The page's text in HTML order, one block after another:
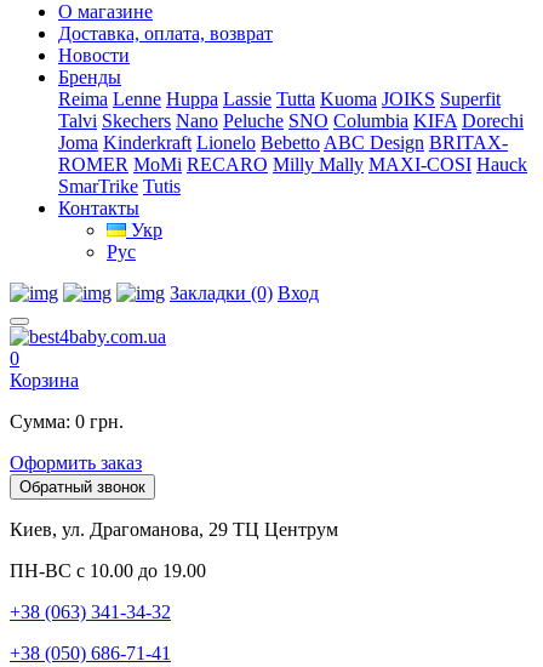
О магазине
Доставка, оплата, возврат
Новости
Бренды
Reima Lenne Huppa Lassie Tutta Kuoma JOIKS Superfit
Talvi Skechers Nano Peluche SNO Columbia KIFA Dorechi
Joma Kinderkraft Lionelo Bebetto ABC Design BRITAX-
ROMER MoMi RECARO Milly Mally MAXI-COSI Hauck
SmarTrike Tutis
Контакты
Укр
Рус
Закладки (0) Вход
0
Корзина
Сумма: 0 грн.
Оформить заказ
Обратный звонок
Киев, ул. Драгоманова, 29 ТЦ Центрум
ПН-ВС с 10.00 до 19.00
+38 (063) 341-34-32
+38 (050) 686-71-41